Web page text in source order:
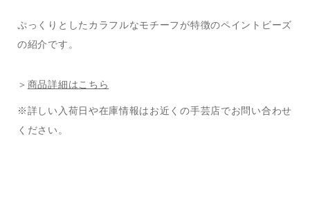
ぷっくりとしたカラフルなモチーフが特徴のペイントビーズ
の紹介です。
＞ 商品詳細はこちら
※詳しい入荷日や在庫情報はお近くの手芸店でお問い合わせ
ください。